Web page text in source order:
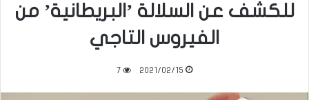
للكشف عن السلالة ’البريطانية’ من
الفيروس التاجي
2021/02/15
7